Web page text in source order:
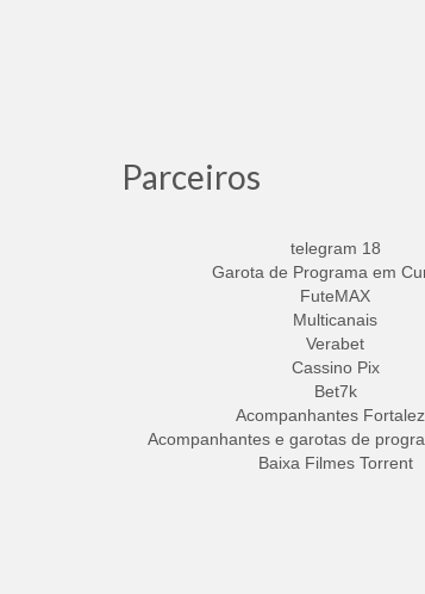
Parceiros
telegram 18
Garota de Programa em
FuteMAX
Multicanais
Verabet
Cassino Pix
Bet7k
Acompanhantes
Acompanhantes e garotas de
Baixa Filmes Torrent